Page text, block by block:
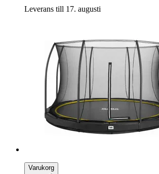
Leverans till 17. augusti
Varukorg